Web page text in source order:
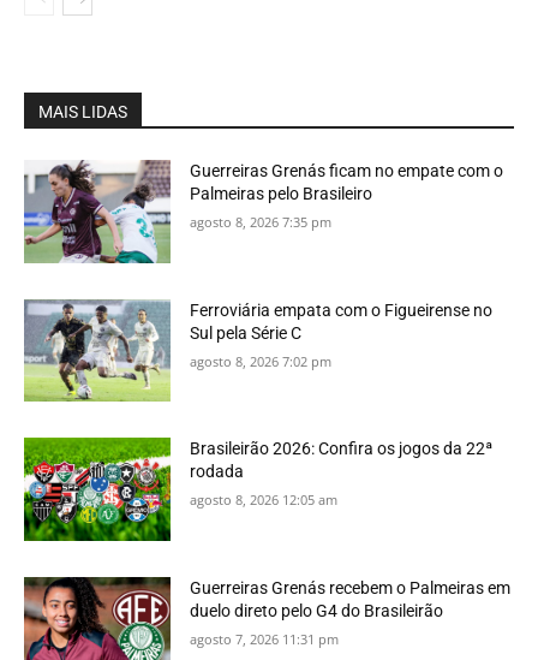
MAIS LIDAS
Guerreiras Grenás ficam no empate com o
Palmeiras pelo Brasileiro
agosto 8, 2026 7:35 pm
Ferroviária empata com o Figueirense no
Sul pela Série C
agosto 8, 2026 7:02 pm
Brasileirão 2026: Confira os jogos da 22ª
rodada
agosto 8, 2026 12:05 am
Guerreiras Grenás recebem o Palmeiras em
duelo direto pelo G4 do Brasileirão
agosto 7, 2026 11:31 pm